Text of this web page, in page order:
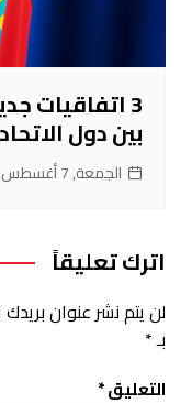
3 اتفاقيات
بين دول
الجمعة, 7 أغسطس 2026, 17:54
اترك تعليقاً
لن يتم نشر عنوان بريدك
بـ*
التعليق*